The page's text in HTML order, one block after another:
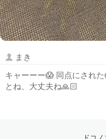
まき
キャーーー😱 同点にされ
とね、大丈夫ね🙏🏻